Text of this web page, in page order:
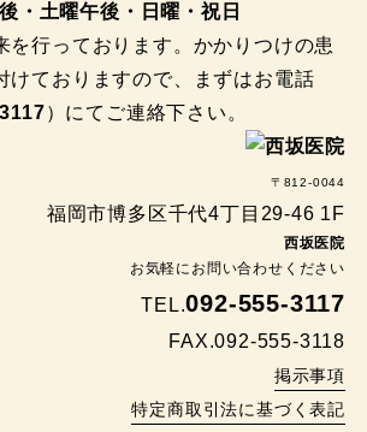
・土曜午後・日曜・祝日
を行っております。かかりつけの患
けておりますので、まずはお電話
）にてご連絡下さい。
〒812-0044
福岡市博多区千代4丁目29-46 1F
西坂医院
お気軽にお問い合わせください
TEL.092-555-3117
FAX.092-555-3118
掲示事項
特定商取引法に基づく表記